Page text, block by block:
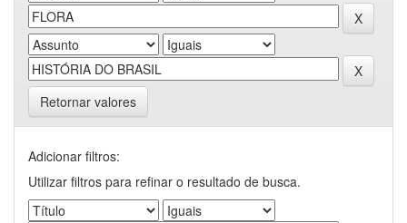
Retornar valores
Adicionar filtros:
Utilizar filtros para refinar o resultado de busca.